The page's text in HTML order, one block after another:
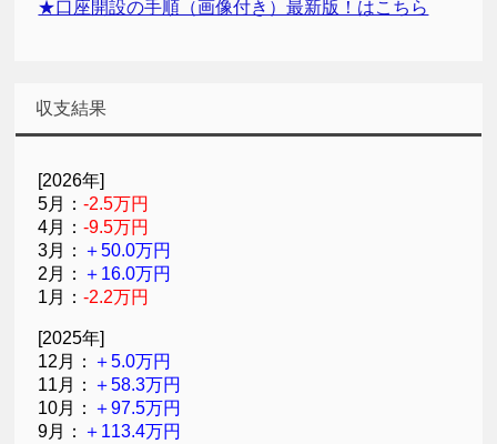
★口座開設の手順（画像付き）最新版！はこちら
収支結果
[2026年]
5月：-2.5万円
4月：-9.5万円
3月： ＋50.0万円
2月： ＋16.0万円
1月：-2.2万円
[2025年]
12月： ＋5.0万円
11月： ＋58.3万円
10月： ＋97.5万円
9月： ＋113.4万円